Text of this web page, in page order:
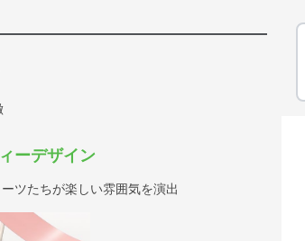
ーデザイン
ツたちが楽しい雰囲気を演出